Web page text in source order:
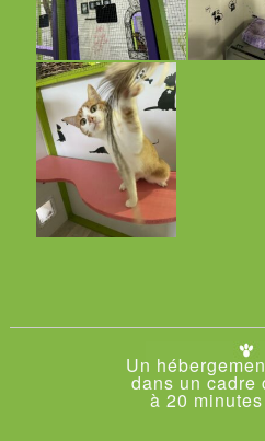
Un
dans un cadre
à 20